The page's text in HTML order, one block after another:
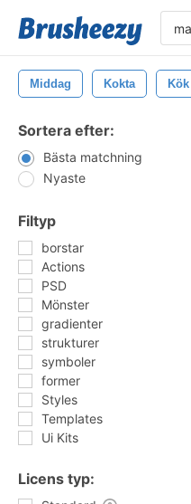
Middag Kokta Kök
Sortera efter:
Bästa matchning
Nyaste
Filtyp
borstar
Actions
PSD
Mönster
gradienter
strukturer
symboler
former
Styles
Templates
Ui Kits
Licens typ: